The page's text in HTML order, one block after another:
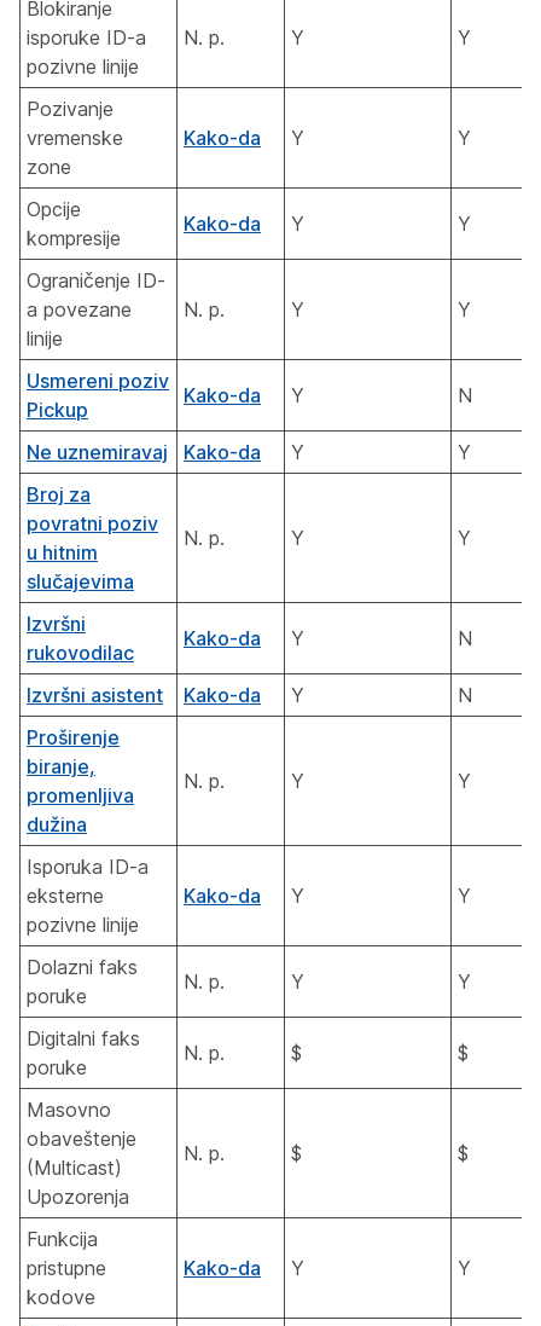
Blokiranje
isporuke ID-a
pozivne linije
N. p. Y Y
Pozivanje
vremenske
zone
Kako-da Y Y
Opcije
kompresije
Kako-da Y Y
Ograničenje ID-
a povezane
linije
N. p. Y Y
Usmereni poziv
Pickup
Kako-da Y N
Ne uznemiravaj Kako-da Y
Y
Broj za
povratni poziv
u hitnim
slučajevima
N. p. Y Y
Izvršni
rukovodilac
Kako-da Y N
Izvršni asistent Kako-da Y
N
Proširenje
biranje,
promenljiva
dužina
N. p. Y Y
Isporuka ID-a
eksterne
pozivne linije
Kako-da Y Y
Dolazni faks
poruke
N. p. Y Y
Digitalni faks
poruke
N. p. $ $
Masovno
obaveštenje
(Multicast)
Upozorenja
N. p. $ $
Funkcija
pristupne
kodove
Kako-da Y Y